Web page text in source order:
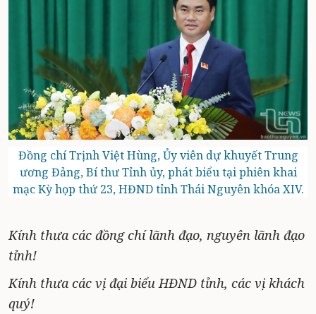
Đồng chí Trịnh Việt Hùng, Ủy viên dự khuyết Trung
ương Đảng, Bí thư Tỉnh ủy, phát biểu tại phiên khai
mạc Kỳ họp thứ 23, HĐND tỉnh Thái Nguyên khóa XIV.
Kính thưa các đồng chí lãnh đạo, nguyên lãnh đạo
tỉnh!
Kính thưa các vị đại biểu HĐND tỉnh, các vị khách
quý!